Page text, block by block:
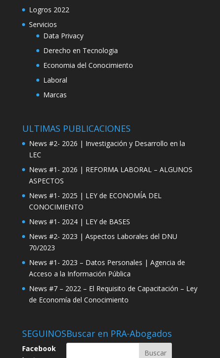
Logros 2022
Servicios
Data Privacy
Derecho en Tecnologia
Economia del Conocimiento
Laboral
Marcas
ULTIMAS PUBLICACIONES
News #2- 2026 | Investigación y Desarrollo en la
LEC
News #1- 2026 | REFORMA LABORAL – ALGUNOS
ASPECTOS
News #1- 2025 | LEY de ECONOMÍA DEL
CONOCIMIENTO
News #1- 2024 | LEY de BASES
News #2- 2023 | Aspectos Laborales del DNU
70/2023
News #1- 2023 – Datos Personales | Agencia de
Acceso a la Información Pública
News #7 – 2022 – El Requisito de Capacitación – Ley
de Economía del Conocimiento
SEGUINOS
Facebook
Buscar en PRA-Abogados